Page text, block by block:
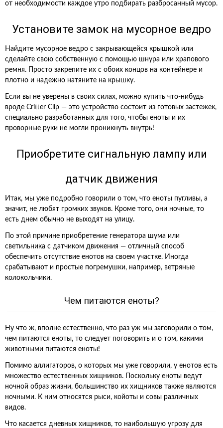
от необходимости каждое утро подбирать разбросанный мусор.
Установите замок на мусорное ведро
Найдите мусорное ведро с закрывающейся крышкой или
сделайте свою собственную с помощью шнура или храпового
ремня. Просто закрепите их с обоих концов на контейнере и
плотно и надежно натяните на крышку.
Если вы не уверены в своих силах, можно купить что-нибудь
вроде Critter Clip — это устройство состоит из готовых застежек,
специально разработанных для того, чтобы еноты и их
проворные руки не могли проникнуть внутрь!
Приобретите сигнальную лампу или
датчик движения
Итак, мы уже подробно говорили о том, что еноты пугливы, а
значит, не любят громких звуков. Кроме того, они ночные, то
есть днем обычно не выходят на улицу.
По этой причине приобретение генератора шума или
светильника с датчиком движения — отличный способ
обеспечить отсутствие енотов на своем участке. Иногда
срабатывают и простые погремушки, например, ветряные
колокольчики.
Чем питаются еноты?
Ну что ж, вполне естественно, что раз уж мы заговорили о том,
чем питаются еноты, то следует поговорить и о том, какими
животными питаются еноты!
Помимо аллигаторов, о которых мы уже говорили, у енотов есть
множество естественных хищников. Поскольку еноты ведут
ночной образ жизни, большинство их хищников также являются
ночными. К ним относятся рыси, койоты и совы различных
видов.
Что касается дневных хищников, то наибольшую угрозу для